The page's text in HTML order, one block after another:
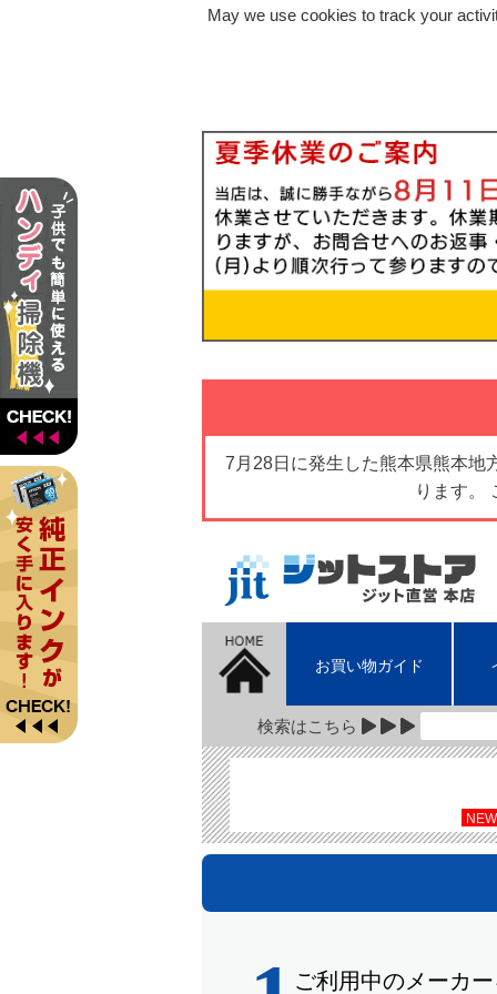
7月28日に発生した熊本県熊本地
ります。
お買い物ガイド
検索はこちら
May we use cookies to track your